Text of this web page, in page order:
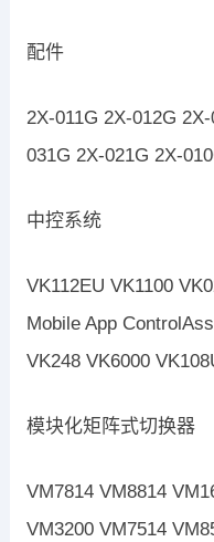
配件
2X-011G 2X-012G
031G 2X-021G 2X-
中控系统
VK112EU VK1100
Mobile App
VK248 VK6000
模块化矩阵式切换器
VM7814 VM8814
VM3200 VM7514